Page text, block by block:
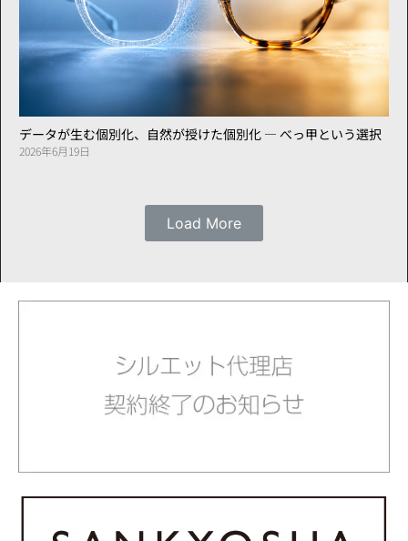
データが生む個別化、自然が授けた個別化 ― べっ甲という選択
2026年6月19日
Load More